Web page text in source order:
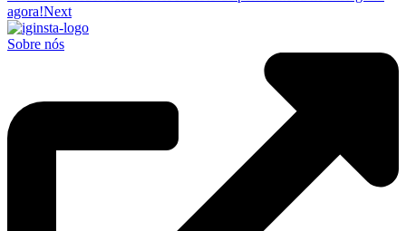
agora!Next
Sobre nós